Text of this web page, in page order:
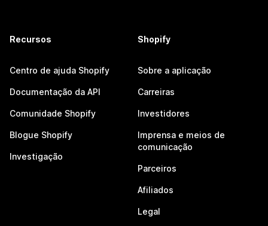
Recursos
Centro de ajuda Shopify
Documentação da API
Comunidade Shopify
Blogue Shopify
Investigação
Shopify
Sobre a aplicação
Carreiras
Investidores
Imprensa e meios de
comunicação
Parceiros
Afiliados
Legal